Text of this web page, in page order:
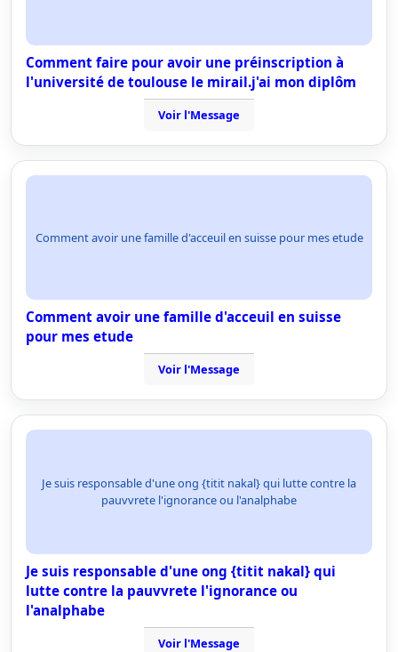
Comment faire pour avoir une préinscription à
l'université de toulouse le mirail.j'ai mon diplôm
Voir l'Message
Comment avoir une famille d'acceuil en suisse pour mes etude
Comment avoir une famille d'acceuil en suisse
pour mes etude
Voir l'Message
Je suis responsable d'une ong {titit nakal} qui lutte contre la
pauvvrete l'ignorance ou l'analphabe
Je suis responsable d'une ong {titit nakal} qui
lutte contre la pauvvrete l'ignorance ou
l'analphabe
Voir l'Message